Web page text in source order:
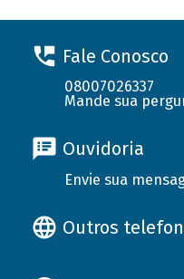
Fale Conosco
08007026337
Mande sua
Ouvidoria
Envie sua
Outros